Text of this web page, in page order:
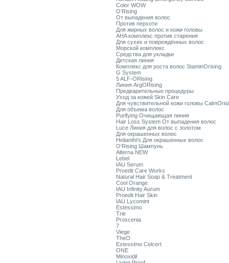
Color WOW
O’Rising
От выпадения волос
Против перхоти
Для жирных волос и кожи головы
AHA комплекс против старения
Для сухих и повреждённых волос
Морской комплекс
Средства для укладки
Детская линия
Комплекс для роста волос StaminOrising
G System
5 ALF-ORising
Линия ArgORising
Предварительные процедуры
Уход за кожей Skin Care
Для чувствительной кожи головы
Для объема волос
Purifying Очищающая линия
Hair Loss System От выпадения волос
Luce Линия для волос с золотом
Для окрашенных волос
Helianthi's Для окрашенных волос
O’Rising Шампунь
Alterna NEW
Lebel
IAU Serum
Proedit Care Works
Natural Hair Soap & Treatment
Cool Orange
IAU Infinity Aurum
Proedit Hair Skin
IAU Lycomint
Estessimo
Trie
Proscenia
7
Viege
TheO
Estessimo Celcert
ONE
Minoxidil